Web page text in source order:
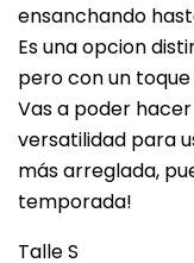
ensanchando
Es una opcion
pero con un toque
Vas a poder
versatilidad para
más arreglada,
temporada!
Talle S